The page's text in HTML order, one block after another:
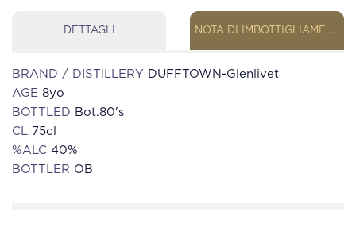
DETTAGLI NOTA DI IMBOTTIGLIAMENTO
BRAND / DISTILLERY DUFFTOWN-Glenlivet
AGE 8yo
BOTTLED Bot.80's
CL 75cl
%ALC 40%
BOTTLER OB